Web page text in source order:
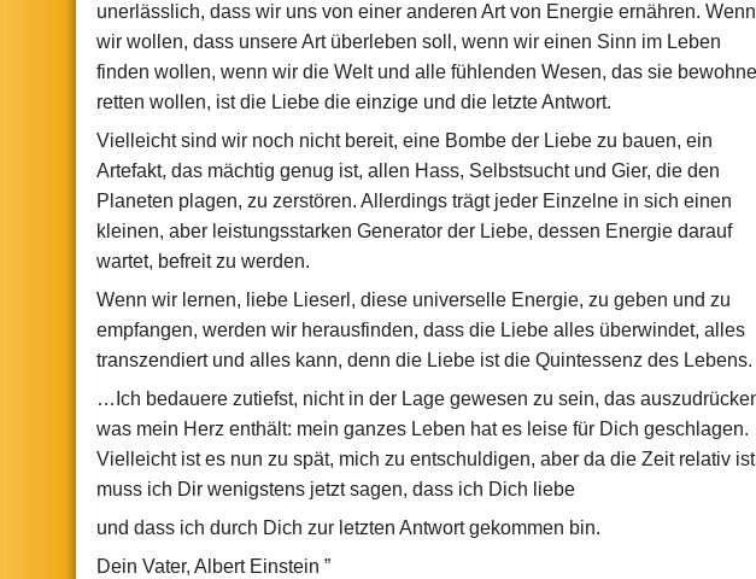
unerlässlich, dass wir uns von einer anderen Art von Energie ernähren. Wenn
wir wollen, dass unsere Art überleben soll, wenn wir einen Sinn im Leben
finden wollen, wenn wir die Welt und alle fühlenden Wesen, das sie
retten wollen, ist die Liebe die einzige und die letzte Antwort.
Vielleicht sind wir noch nicht bereit, eine Bombe der Liebe zu bauen, ein
Artefakt, das mächtig genug ist, allen Hass, Selbstsucht und Gier, die den
Planeten plagen, zu zerstören. Allerdings trägt jeder Einzelne in sich einen
kleinen, aber leistungsstarken Generator der Liebe, dessen Energie darauf
wartet, befreit zu werden.
Wenn wir lernen, liebe Lieserl, diese universelle Energie, zu geben und zu
empfangen, werden wir herausfinden, dass die Liebe alles überwindet, alles
transzendiert und alles kann, denn die Liebe ist die Quintessenz des Lebens.
…Ich bedauere zutiefst, nicht in der Lage gewesen zu sein, das
was mein Herz enthält: mein ganzes Leben hat es leise für Dich geschlagen.
Vielleicht ist es nun zu spät, mich zu entschuldigen, aber da die Zeit relativ
muss ich Dir wenigstens jetzt sagen, dass ich Dich liebe
und dass ich durch Dich zur letzten Antwort gekommen bin.
Dein Vater, Albert Einstein ”